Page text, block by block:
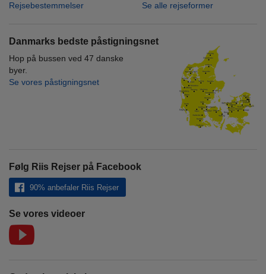
Rejsebestemmelser
Se alle rejseformer
Danmarks bedste påstigningsnet
Hop på bussen ved 47 danske
byer.
Se vores påstigningsnet
Følg Riis Rejser på Facebook
90% anbefaler Riis Rejser
Se vores videoer